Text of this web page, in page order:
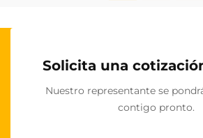
Solicita una
Nuestro representante se
contigo pronto.